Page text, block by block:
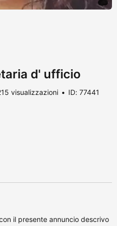
d' ufficio
visualizzazioni ID: 77441
il presente annuncio descrivo